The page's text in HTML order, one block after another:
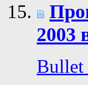
2003
Bullet